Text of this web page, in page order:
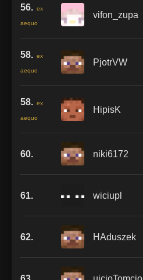
56. ex
aequo
vifon_zupa
58. ex
aequo
PjotrVW
58. ex
aequo
HipisK
60. niki6172
61. wiciupl
62. HAduszek